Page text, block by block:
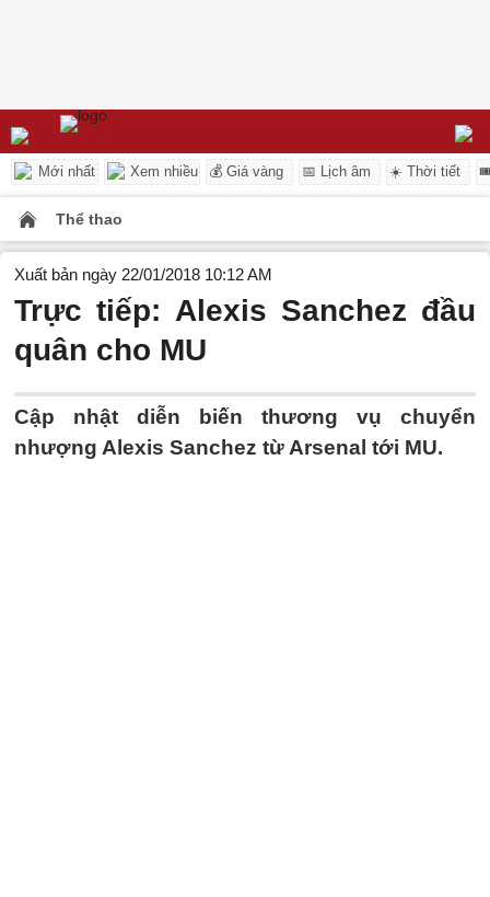
Mới nhất Xem nhiều 💰 Giá vàng 📅 Lịch âm ☀️ Thời tiết
Thể thao
Xuất bản ngày 22/01/2018 10:12 AM
Trực tiếp: Alexis Sanchez đầu
quân cho MU
Cập nhật diễn biến thương vụ chuyển
nhượng Alexis Sanchez từ Arsenal tới MU.